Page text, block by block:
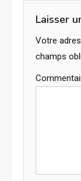
Laisser
Votre
champs